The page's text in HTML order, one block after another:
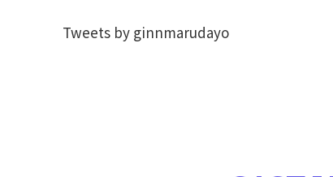
Tweets by ginnmarudayo